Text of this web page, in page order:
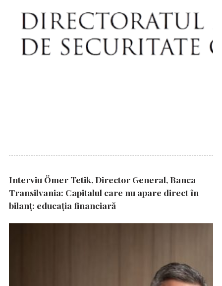
Interviu Ömer Tetik, Director General, Banca
Transilvania: Capitalul care nu apare direct în
bilanț: educația financiară